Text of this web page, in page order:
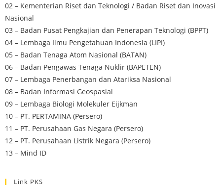
02 – Kementerian Riset dan Teknologi / Badan Riset dan Inovasi
Nasional
03 – Badan Pusat Pengkajian dan Penerapan Teknologi (BPPT)
04 – Lembaga Ilmu Pengetahuan Indonesia (LIPI)
05 – Badan Tenaga Atom Nasional (BATAN)
06 – Badan Pengawas Tenaga Nuklir (BAPETEN)
07 – Lembaga Penerbangan dan Atariksa Nasional
08 – Badan Informasi Geospasial
09 – Lembaga Biologi Molekuler Eijkman
10 – PT. PERTAMINA (Persero)
11 – PT. Perusahaan Gas Negara (Persero)
12 – PT. Perusahaan Listrik Negara (Persero)
13 – Mind ID
Link PKS